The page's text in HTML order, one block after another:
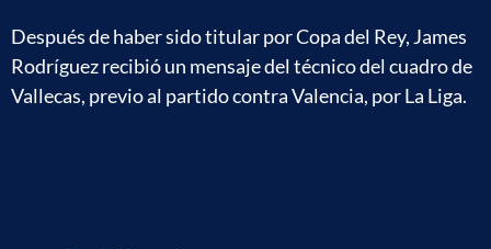
Después de haber sido titular por Copa del Rey, James
Rodríguez recibió un mensaje del técnico del cuadro de
Vallecas, previo al partido contra Valencia, por La Liga.